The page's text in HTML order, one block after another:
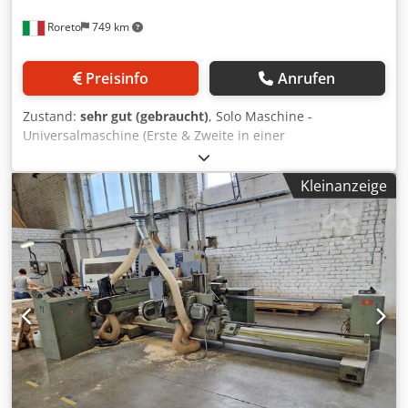
Roreto 749 km
Preisinfo Anrufen
Zustand: sehr gut (gebraucht), Solo Maschine -
Universalmaschine (Erste & Zweite in einer
Maschinenstrasse) Erster DEP in der Strasse X10023
Elektronische Steuerung OMRON Separate Schalttafel und
Bedienkonsole Schutz- und Schallschutzkabine Nr. 2+2
vertikale Stützsäulen für Arbeitsgruppen Min. nützliche
Arbeitsbreite (mm) 300 Max. nützliche Arbeitsbreite (mm)
2000 Min nützliche Arbeitsdicke (mm) 6 Max. nützliche
Arbeitsdicke (mm) 60 Nockenabstand (mm) 400
Einstellbare Vorschubgeschwindigkeit (min/max) (m/min)
4-24 Gesamtleistung Kw 60 Nr. 4 Arbeitsgruppen (für jede
Seite der Maschine): - Nr. 1 Universalfräsaggregat
(elektropneumatisch gesteuert), Wellenlänge mm 300,
Riemenantriebsmotor (9,2 kW bei 3000 U) - Nr. 1
Universalfräsaggregat (elektropneumatisch gesteuert),
Wellenlänge mm 300, Riemenantriebsmotor (9,2 kW bei
Kleinanzeige